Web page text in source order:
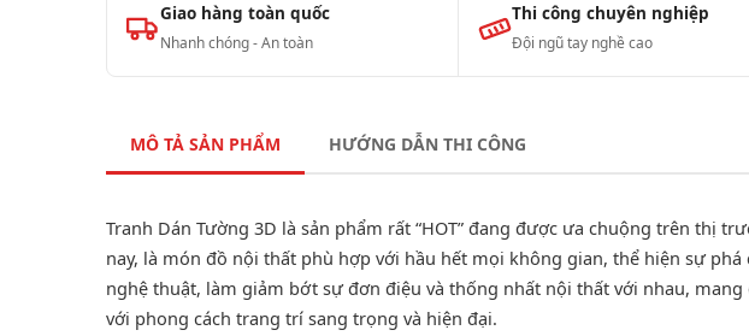
Giao hàng toàn quốc
Nhanh chóng - An toàn
Thi công chuyên nghiệp
Đội ngũ tay nghề cao
MÔ TẢ SẢN PHẨM HƯỚNG DẪN THI CÔNG
Tranh Dán Tường 3D là sản phẩm rất “HOT” đang được ưa chuộng trên thị
nay, là món đồ nội thất phù hợp với hầu hết mọi không gian, thể hiện sự phá
nghệ thuật, làm giảm bớt sự đơn điệu và thống nhất nội thất với nhau,
với phong cách trang trí sang trọng và hiện đại.